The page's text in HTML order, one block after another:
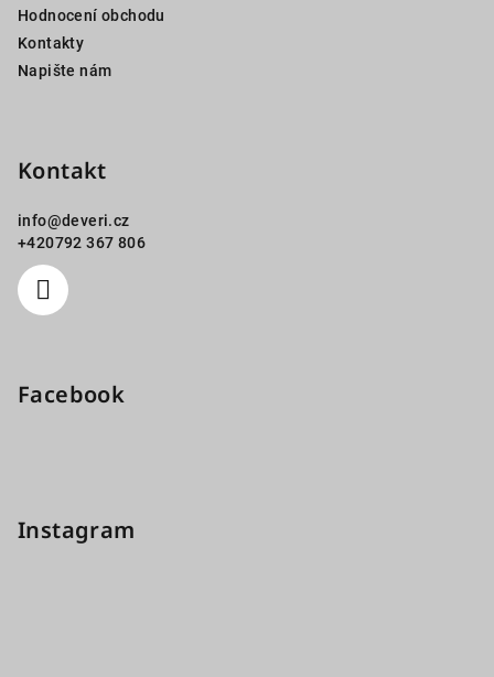
Hodnocení obchodu
Kontakty
Napište nám
Kontakt
info@deveri.cz
+420792 367 806
Facebook
Instagram